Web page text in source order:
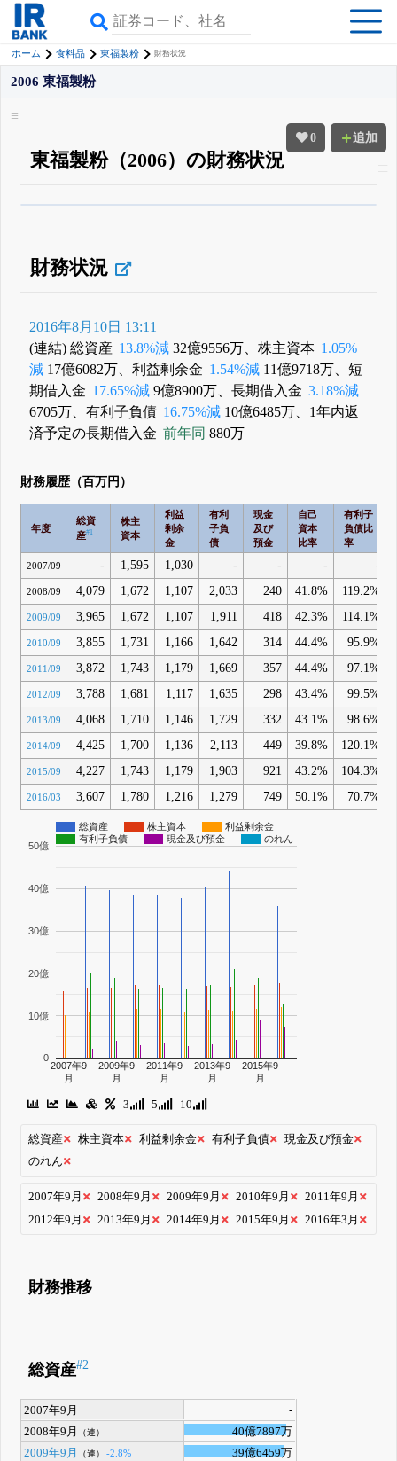
ホーム 食料品 東福製粉 財務状況
0 追加
2006 東福製粉
東福製粉（2006）の財務状況
登録すると永久30%OFFと米株版の先行利用も付きます
財務状況
2016年8月10日 13:11
(連結) 総資産 13.8%減 32億9556万、株主資本 1.05%
減 17億6082万、利益剰余金 1.54%減 11億9718万、短
期借入金 17.65%減 9億8900万、長期借入金 3.18%減
6705万、有利子負債 16.75%減 10億6485万、1年内返
済予定の長期借入金 前年同 880万
財務履歴（百万円）
年度
総資
産#1
株主
資本
利益
剰余
金
有利
子負
債
現金
及び
預金
自己
資本
比率
有利子
負債比
率
2007/09 - 1,595 1,030 - - - -
2008/09 4,079 1,672 1,107 2,033 240 41.8% 119.2%
2009/09 3,965 1,672 1,107 1,911 418 42.3% 114.1%
2010/09 3,855 1,731 1,166 1,642 314 44.4% 95.9%
2011/09 3,872 1,743 1,179 1,669 357 44.4% 97.1%
2012/09 3,788 1,681 1,117 1,635 298 43.4% 99.5%
2013/09 4,068 1,710 1,146 1,729 332 43.1% 98.6%
2014/09 4,425 1,700 1,136 2,113 449 39.8% 120.1%
2015/09 4,227 1,743 1,179 1,903 921 43.2% 104.3%
2016/03 3,607 1,780 1,216 1,279 749 50.1% 70.7%
総資産 株主資本
利益剰余金
有利子負債
現金及び預金 のれん
2007年9
月
2009年9
月
2011年9
月
2013年9
月
2015年9
月
0
10億
20億
30億
40億
50億
3 5 10
総資産 株主資本 利益剰余金 有利子負債
現金及び預金
のれん
2007年9月 2008年9月 2009年9月 2010年9月
2011年9月
2012年9月
2013年9月 2014年9月 2015年9月 2016年3月
財務推移
総資産#2
2007年9月
-
2008年9月
（連）
40億7897万
2009年9月
（連） -2.8%
39億6459万